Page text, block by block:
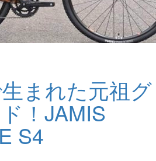
まれた元祖グ
！JAMIS
S4